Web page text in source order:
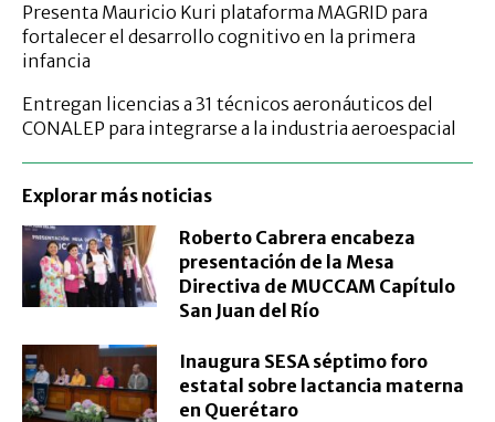
Presenta Mauricio Kuri plataforma MAGRID para
fortalecer el desarrollo cognitivo en la primera
infancia
Entregan licencias a 31 técnicos aeronáuticos del
CONALEP para integrarse a la industria aeroespacial
Explorar más noticias
Roberto Cabrera encabeza
presentación de la Mesa
Directiva de MUCCAM Capítulo
San Juan del Río
Inaugura SESA séptimo foro
estatal sobre lactancia materna
en Querétaro